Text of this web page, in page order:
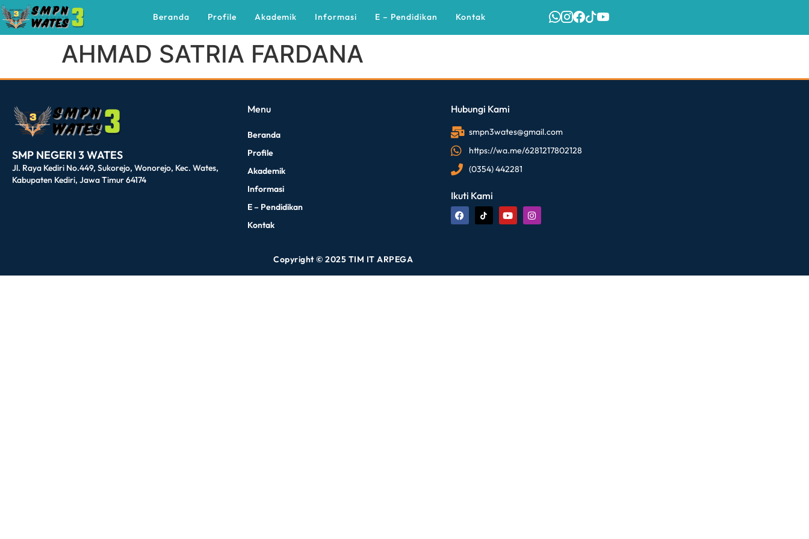
Beranda Profile Akademik Informasi E – Pendidikan Kontak
AHMAD SATRIA FARDANA
SMP NEGERI 3 WATES
Jl. Raya Kediri No.449, Sukorejo, Wonorejo, Kec. Wates,
Kabupaten Kediri, Jawa Timur 64174
Menu
Beranda
Profile
Akademik
Informasi
E – Pendidikan
Kontak
Hubungi Kami
smpn3wates@gmail.com
https://wa.me/6281217802128
(0354) 442281
Ikuti Kami
Copyright © 2025 TIM IT ARPEGA